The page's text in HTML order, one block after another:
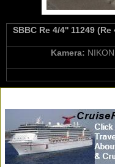
SBBC Re 4/4'' 11249
Kamera: